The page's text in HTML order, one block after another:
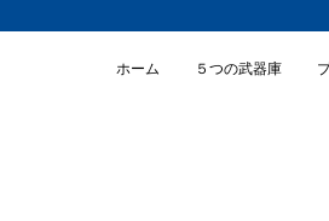
ホーム ５つの武器庫